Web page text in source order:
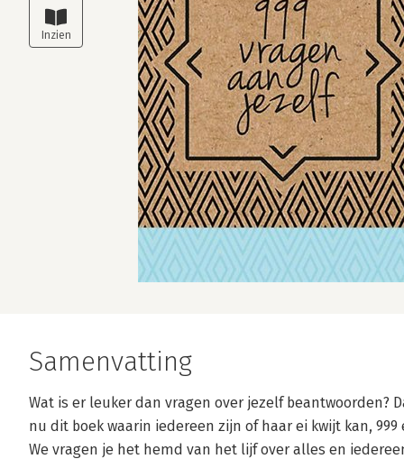
Samenvatting
Wat is er leuker dan vragen over jezelf beantwoorden?
nu dit boek waarin iedereen zijn of haar ei kwijt kan,
We vragen je het hemd van het lijf over alles en